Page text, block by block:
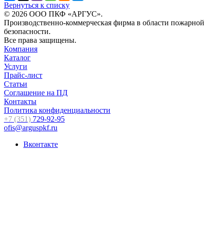
Вернуться к списку
© 2026 ООО ПКФ «АРГУС».
Производственно-коммерческая фирма в области пожарной
безопасности.
Все права защищены.
Компания
Каталог
Услуги
Прайс-лист
Статьи
Соглашение на ПД
Контакты
Политика конфиденциальности
+7 (351) 729-92-95
ofis@arguspkf.ru
Вконтакте